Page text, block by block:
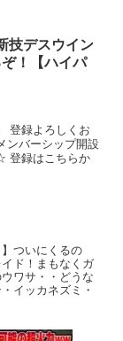
技デスウイン
！【ハイパ
登録よろしくお
ンバーシップ開設
登録はこちらか
】ついにくるの
ド！まもなくガ
ワサ・・どうな
イッカネズミ・